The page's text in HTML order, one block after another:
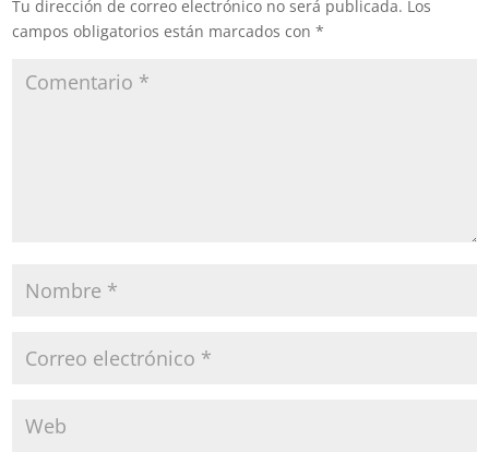
Tu dirección de correo electrónico no será publicada. Los
campos obligatorios están marcados con*